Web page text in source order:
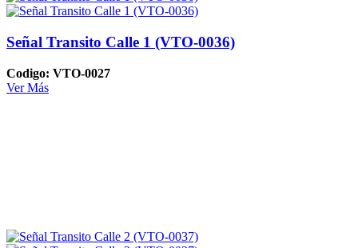
Señal Transito Calle 1 (VTO-0036)
Codigo: VTO-0027
Ver Más